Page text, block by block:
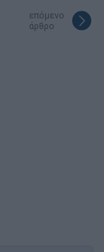
επόμενο
άρθρο